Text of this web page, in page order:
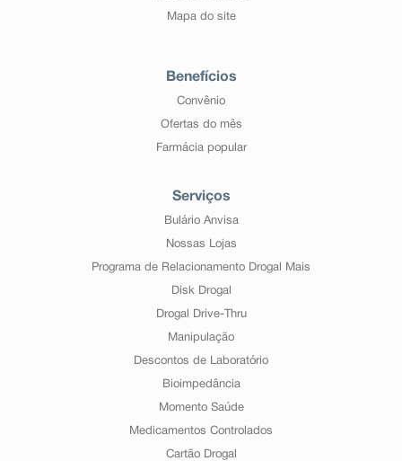
Mapa do site
Benefícios
Convênio
Ofertas do mês
Farmácia popular
Serviços
Bulário Anvisa
Nossas Lojas
Programa de Relacionamento Drogal Mais
Disk Drogal
Drogal Drive-Thru
Manipulação
Descontos de Laboratório
Bioimpedância
Momento Saúde
Medicamentos Controlados
Cartão Drogal